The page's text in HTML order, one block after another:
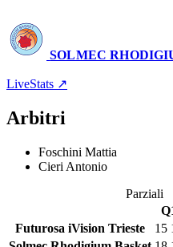
SOLMEC
LiveStats ↗
Arbitri
Foschini Mattia
Cieri Antonio
Parziali
Futurosa iVision Trieste
15